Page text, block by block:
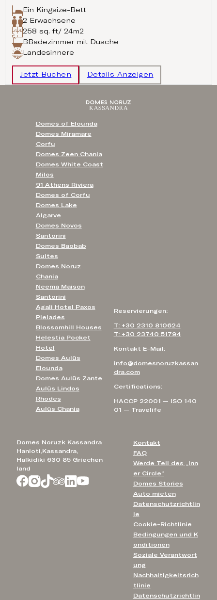
Ein Kingsize-Bett
2 Erwachsene
258 sq. ft/ 24m2
BBadezimmer mit Dusche
Landesinnere
Jetzt Buchen Details Anzeigen
Domes Noruzk Kassandra
Hanioti,Kassandra,
Halkidiki 630 85 Griechen
land
Kontakt
FAQ
Werde Teil des „Inn
er Circle“
Domes Stories
Auto mieten
Datenschutzrichtlin
ie
Cookie-Richtlinie
Bedingungen und K
onditionen
Soziale Verantwort
ung
Nachhaltigkeitsrich
tlinie
Datenschutzrichtlin
Reservierungen:
T: +30 2310 810624
T: +30 23740 51794
Kontakt E-Mail:
info@domesnoruzkassan
dra.com
Certifications:
HACCP 22001 — ISO 140
01 — Travelife
Domes of Elounda
Domes Miramare
Corfu
Domes Zeen Chania
Domes White Coast
Milos
91 Athens Riviera
Domes of Corfu
Domes Lake
Algarve
Domes Novos
Santorini
Domes Baobab
Suites
Domes Noruz
Chania
Neema Maison
Santorini
Agali Hotel Paxos
Pleiades
Blossomhill Houses
Helestia Pocket
Hotel
Domes Aulūs
Elounda
Domes Aulūs Zante
Aulūs Lindos
Rhodes
Aulūs Chania